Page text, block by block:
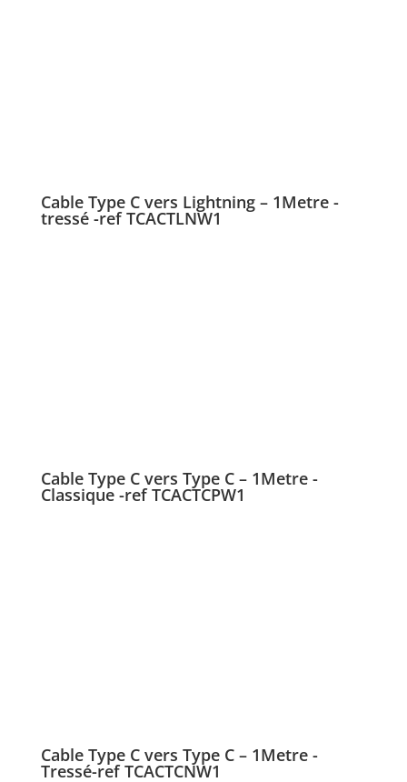
Cable Type C vers Lightning – 1Metre -
tressé -ref TCACTLNW1
Cable Type C vers Type C – 1Metre -
Classique -ref TCACTCPW1
Cable Type C vers Type C – 1Metre -
Tressé-ref TCACTCNW1